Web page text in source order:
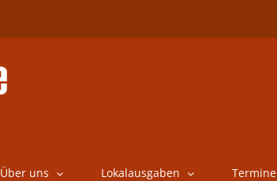
Über uns Lokalausgaben Termine